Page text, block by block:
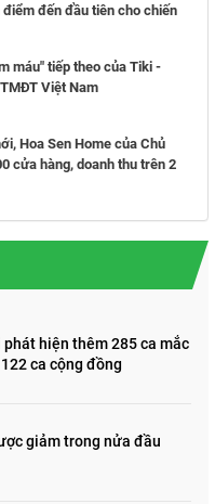
đến đầu tiên cho chiến
máu" tiếp theo của Tiki -
Việt Nam
Hoa Sen Home của Chủ
cửa hàng, doanh thu trên 2
phát hiện thêm 285 ca mắc
ca cộng đồng
giảm trong nửa đầu